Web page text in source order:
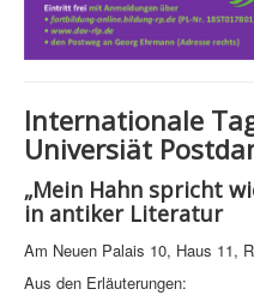
Internationale
Universiät
„Mein Hahn spricht
in antiker Literatur
Am Neuen Palais 10, Haus 11,
Aus den Erläuterungen: